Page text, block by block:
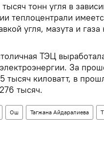
тонн угля в
теплоцентрали
угля, мазута и
ТЭЦ
За
тысяч киловатт, в
тысяч.
Ош Тагжана Айдаралиева